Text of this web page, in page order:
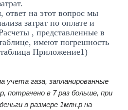
ответ на этот вопрос мы
затрат по оплате и
, представленные в
имеют погрешность
Приложение1)
учета газа, запланированные
потрачено в 7 раз больше, при
в размере 1млн.р на